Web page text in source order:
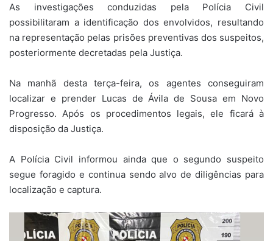
As investigações conduzidas pela Polícia Civil
possibilitaram a identificação dos envolvidos, resultando
na representação pelas prisões preventivas dos suspeitos,
posteriormente decretadas pela Justiça.
Na manhã desta terça-feira, os agentes conseguiram
localizar e prender Lucas de Ávila de Sousa em Novo
Progresso. Após os procedimentos legais, ele ficará à
disposição da Justiça.
A Polícia Civil informou ainda que o segundo suspeito
segue foragido e continua sendo alvo de diligências para
localização e captura.